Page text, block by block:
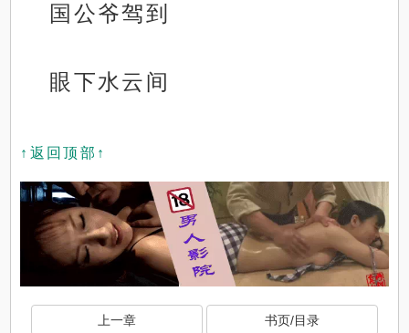
国公爷驾到
眼下水云间
↑返回顶部↑
上一章 书页/目录